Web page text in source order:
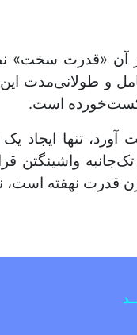
«قدرت سخت»
و طولانی‌مدت
است.
تنها ایجاد
واشینگتن
قدرت نهفته
غفوری